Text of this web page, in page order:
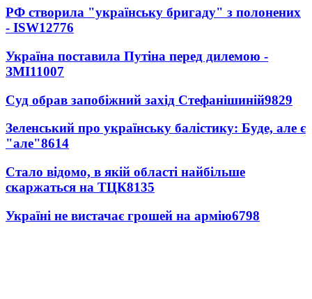
РФ створила "українську бригаду" з полонених
- ISW12776
Україна поставила Путіна перед дилемою -
ЗМІ11007
Суд обрав запобіжний захід Стефанішиній9829
Зеленський про українську балістику: Буде, але є
"але"8614
Стало відомо, в якій області найбільше
скаржаться на ТЦК8135
Україні не вистачає грошей на армію6798